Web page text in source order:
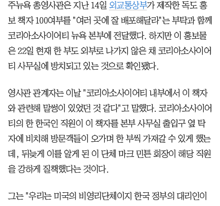
주뉴욕 총영사관은 지난 14일 외교통상부가 제작한 독도 홍
보 책자 100여부를 "여러 곳에 잘 배포해달라"는 부탁과 함께
코리아소사이어티 뉴욕 본부에 전달했다. 하지만 이 홍보물
은 22일 현재 한 부도 외부로 나가지 않은 채 코리아소사이어
티 사무실에 방치되고 있는 것으로 확인됐다.
영사관 관계자는 이날 "코리아소사이어티 내부에서 이 책자
와 관련해 말썽이 있었던 것 같다"고 말했다. 코리아소사이어
티의 한 한국인 직원이 이 책자를 본부 사무실 출입구 옆 탁
자에 비치해 방문객들이 오가며 한 부씩 가져갈 수 있게 했는
데, 뒤늦게 이를 알게 된 이 단체 마크 민튼 회장이 해당 직원
을 강하게 질책했다는 것이다.
그는 "우리는 미국의 비영리단체이지 한국 정부의 대리인이